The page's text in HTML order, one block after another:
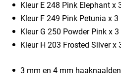
Kleur E 248 Pink Elephant x
Kleur F 249 Pink Petunia x 3
Kleur G 250 Powder Pink x
Kleur H 203 Frosted Silver x
3 mm en 4 mm haaknaalden